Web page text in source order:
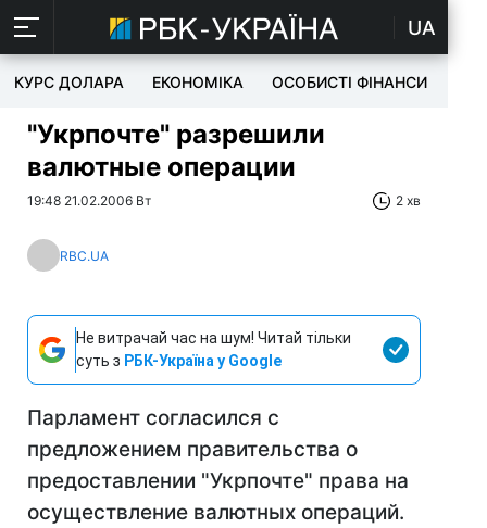
UA
КУРС ДОЛАРА ЕКОНОМІКА ОСОБИСТІ ФІНАНСИ
"Укрпочте" разрешили
валютные операции
19:48 21.02.2006 Вт 2 хв
RBC.UA
Не витрачай час на шум! Читай тільки
суть з РБК-Україна у Google
Парламент согласился с
предложением правительства о
предоставлении "Укрпочте" права на
осуществление валютных операций.